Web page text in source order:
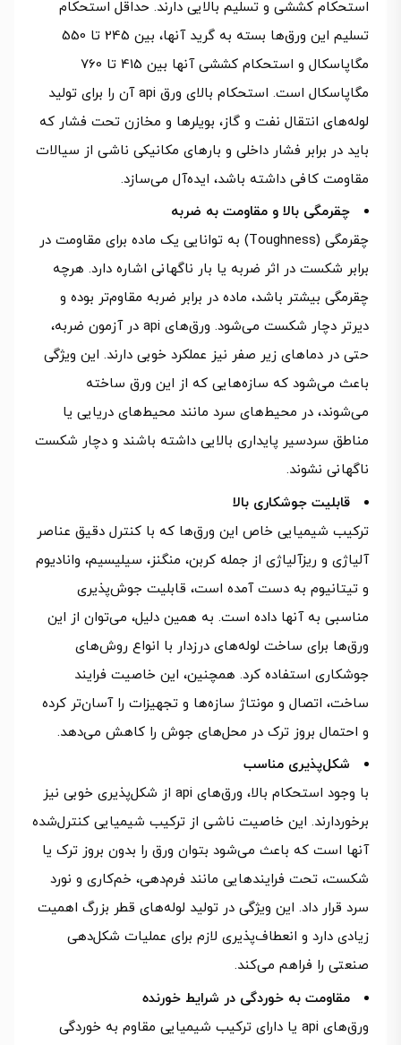
استحکام کششی و تسلیم بالایی دارند. حداقل استحکام
تسلیم این ورق‌ها بسته به گرید آنها، بین 245 تا 550
مگاپاسکال و استحکام کششی آنها بین 415 تا 760
مگاپاسکال است. استحکام بالای ورق api آن را برای تولید
لوله‌های انتقال نفت و گاز، بویلرها و مخازن تحت فشار که
باید در برابر فشار داخلی و بارهای مکانیکی ناشی از سیالات
مقاومت کافی داشته باشد، ایده‌آل می‌سازد.
چقرمگی بالا و مقاومت به ضربه
چقرمگی (Toughness) به توانایی یک ماده برای مقاومت در
برابر شکست در اثر ضربه یا بار ناگهانی اشاره دارد. هرچه
چقرمگی بیشتر باشد، ماده در برابر ضربه مقاوم‌تر بوده و
دیرتر دچار شکست می‌شود. ورق‌های api در آزمون ضربه،
حتی در دماهای زیر صفر نیز عملکرد خوبی دارند. این ویژگی
باعث می‌شود که سازه‌هایی که از این ورق ساخته
می‌شوند، در محیط‌های سرد مانند محیط‌های دریایی یا
مناطق سردسیر پایداری بالایی داشته باشند و دچار شکست
ناگهانی نشوند.
قابلیت جوشکاری بالا
ترکیب شیمیایی خاص این ورق‌ها که با کنترل دقیق عناصر
آلیاژی و ریزآلیاژی از جمله کربن، منگنز، سیلیسیم، وانادیوم
و تیتانیوم به دست آمده است، قابلیت جوش‌پذیری
مناسبی به آنها داده است. به همین دلیل، می‌توان از این
ورق‌ها برای ساخت لوله‌های درزدار با انواع روش‌های
جوشکاری استفاده کرد. همچنین، این خاصیت فرایند
ساخت، اتصال و مونتاژ سازه‌ها و تجهیزات را آسان‌تر کرده
و احتمال بروز ترک در محل‌های جوش را کاهش می‌دهد.
شکل‌پذیری مناسب
با وجود استحکام بالا، ورق‌های api از شکل‌پذیری خوبی نیز
برخوردارند. این خاصیت ناشی از ترکیب شیمیایی کنترل‌شده
آنها است که باعث می‌شود بتوان ورق را بدون بروز ترک یا
شکست، تحت فرایندهایی مانند فرم‌دهی، خم‌کاری و نورد
سرد قرار داد. این ویژگی در تولید لوله‌های قطر بزرگ اهمیت
زیادی دارد و انعطاف‌پذیری لازم برای عملیات شکل‌دهی
صنعتی را فراهم می‌کند.
مقاومت به خوردگی در شرایط خورنده
ورق‌های api یا دارای ترکیب شیمیایی مقاوم به خوردگی